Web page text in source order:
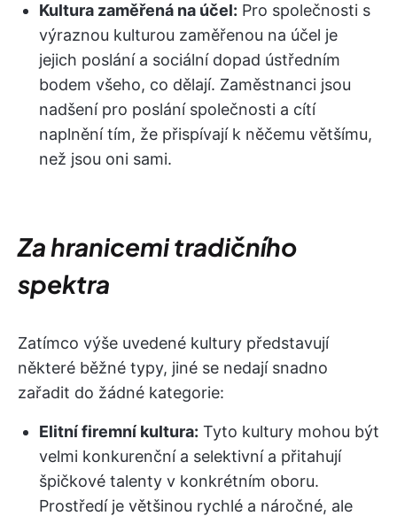
Kultura zaměřená na účel: Pro společnosti s
výraznou kulturou zaměřenou na účel je
jejich poslání a sociální dopad ústředním
bodem všeho, co dělají. Zaměstnanci jsou
nadšení pro poslání společnosti a cítí
naplnění tím, že přispívají k něčemu většímu,
než jsou oni sami.
Za hranicemi tradičního
spektra
Zatímco výše uvedené kultury představují
některé běžné typy, jiné se nedají snadno
zařadit do žádné kategorie:
Elitní firemní kultura: Tyto kultury mohou být
velmi konkurenční a selektivní a přitahují
špičkové talenty v konkrétním oboru.
Prostředí je většinou rychlé a náročné, ale